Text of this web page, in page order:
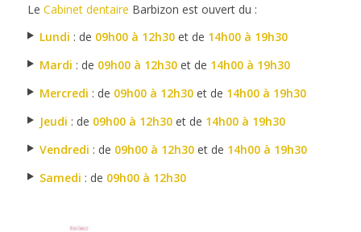
Le Cabinet dentaire Barbizon est ouvert du :
Lundi : de 09h00 à 12h30et de 14h00 à 19h30
Mardi : de 09h00 à 12h30et de 14h00 à 19h30
Mercredi : de 09h00 à 12h30et de 14h00 à 19h30
Jeudi : de 09h00 à 12h30et de 14h00 à 19h30
Vendredi : de 09h00 à 12h30et de 14h00 à 19h30
Samedi : de 09h00 à 12h30